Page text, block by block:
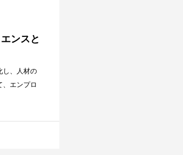
ンスと
し、人材の
、エンプロ